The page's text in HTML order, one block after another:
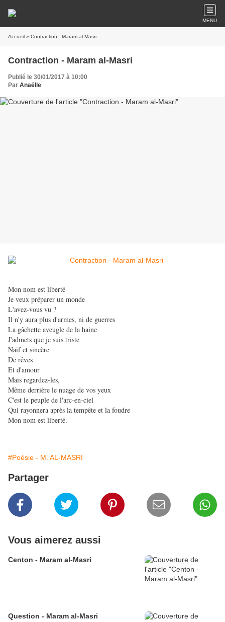
MENU
Accueil » Contraction - Maram al-Masri
Contraction - Maram al-Masri
Publié le 30/01/2017 à 10:00
Par Anaëlle
Mon nom est liberté
Je veux préparer un monde
L'avez-vous vu ?
Il n'y aura plus d'armes, ni de guerres
La gâchette aveugle de la haine
J'admets que je suis triste
Naïf et sincère
De rêves
Et d'amour
Mais regardez-les,
Même derrière le nuage de vos yeux
C'est le peuple de l'arc-en-ciel
Qui rayonnera après la tempête et la foudre
Mon nom est liberté.
#Poésie - M. AL-MASRI
Partager
Vous aimerez aussi
Centon - Maram al-Masri
Question - Maram al-Masri